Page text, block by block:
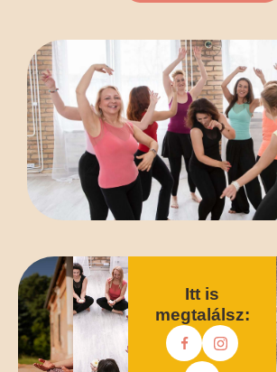
Itt is
megtalálsz: